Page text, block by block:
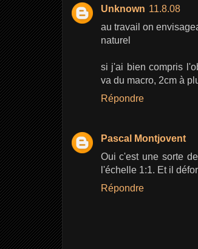
Unknown 11.8.08
au travail on
naturel
si j'ai bien compris
va du macro, 2cm à
Répondre
Pascal Montjovent
Oui c'est une sorte
l'échelle 1:1. Et il
Répondre